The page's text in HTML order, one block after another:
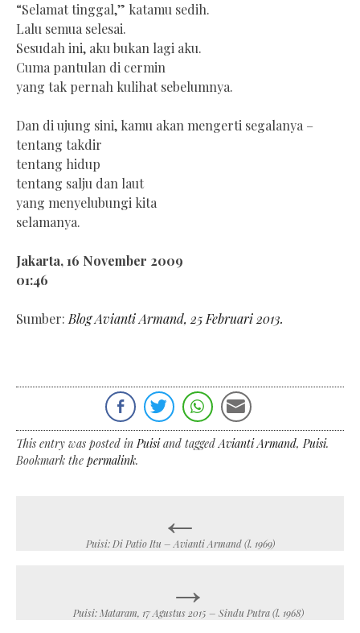
“Selamat tinggal,” katamu sedih.
Lalu semua selesai.
Sesudah ini, aku bukan lagi aku.
Cuma pantulan di cermin
yang tak pernah kulihat sebelumnya.
Dan di ujung sini, kamu akan mengerti segalanya –
tentang takdir
tentang hidup
tentang salju dan laut
yang menyelubungi kita
selamanya.
Jakarta, 16 November 2009
01:46
Sumber: Blog Avianti Armand, 25 Februari 2013.
This entry was posted inPuisiand taggedAvianti Armand,Puisi.
Bookmark the permalink.
navigation
←
Puisi: Di Patio Itu – Avianti Armand (l. 1969)
→
Puisi: Mataram, 17 Agustus 2015 – Sindu Putra (l. 1968)